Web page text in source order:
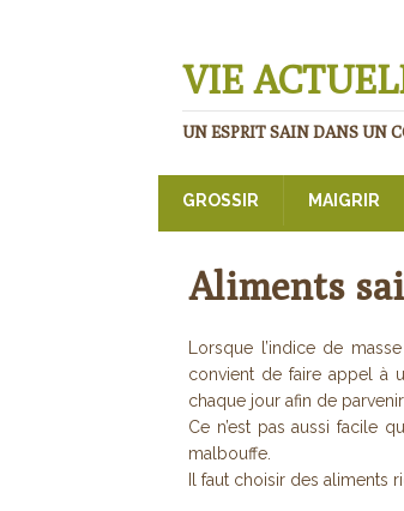
VIE
UN ESPRIT SAIN DANS UN
GROSSIR MAIGRIR
Aliments
Lorsque l’indice de
convient de faire appel à
chaque jour afin de
Ce n’est pas aussi facile
malbouffe.
Il faut choisir des aliments